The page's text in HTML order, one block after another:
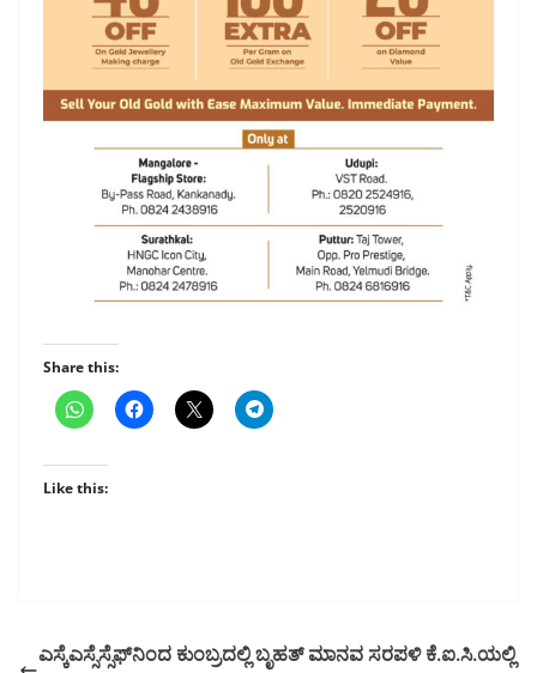
Share this:
Like this:
ಎಸ್ಕೆಎಸ್ಸೆಸ್ಸೆಫ್‌ನಿಂದ ಕುಂಬ್ರದಲ್ಲಿ ಬೃಹತ್ ಮಾನವ ಸರಪಳಿ ಕೆ.ಐ.ಸಿ.ಯಲ್ಲಿ